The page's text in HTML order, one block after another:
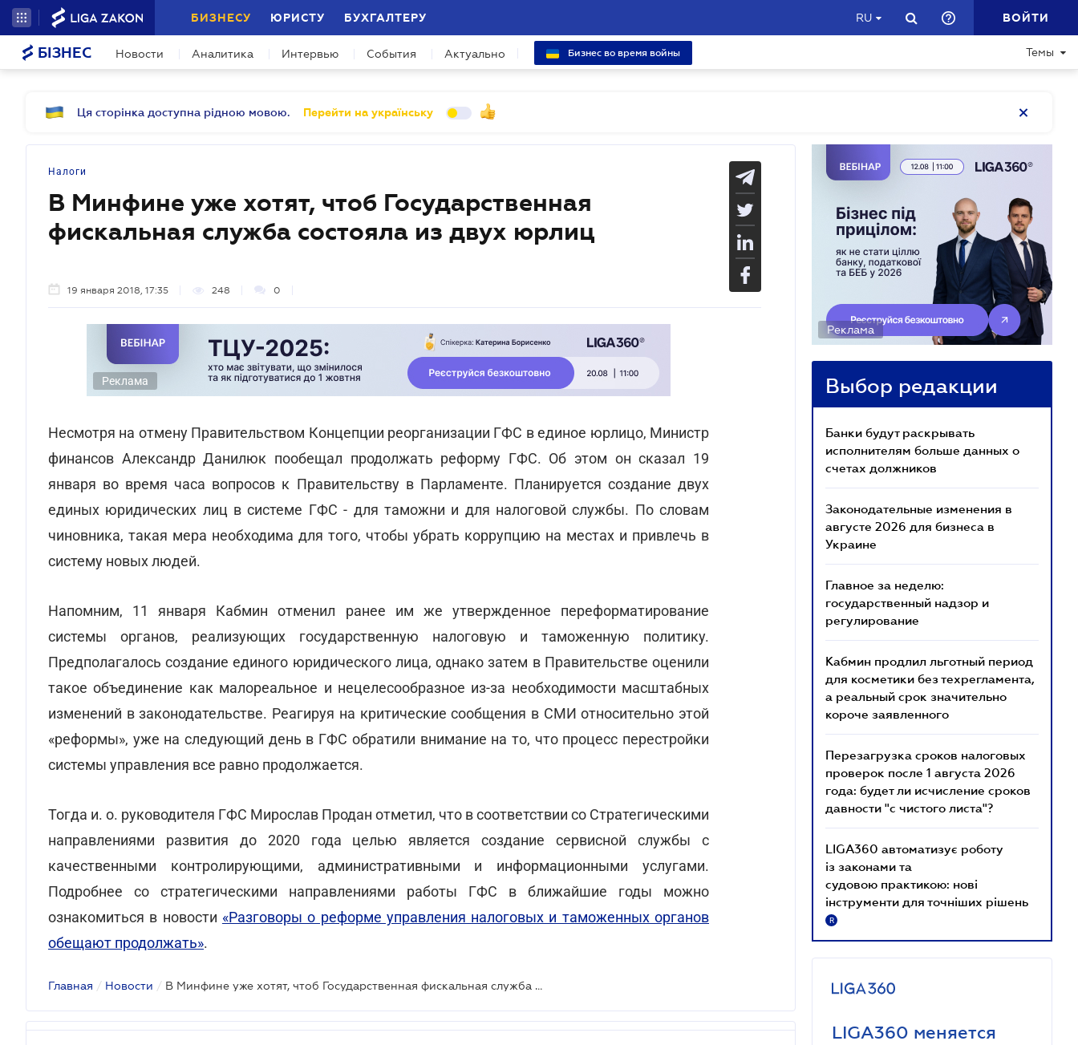
БИЗНЕСУ ЮРИСТУ БУХГАЛТЕРУ RU ВОЙТИ
БІЗНЕС Новости Аналитика Интервью События Актуально Бизнес во время войны Темы
Ця сторінка доступна рідною мовою. Перейти на українську
Налоги
В Минфине уже хотят, чтоб Государственная
фискальная служба состояла из двух юрлиц
19 января 2018, 17:35 248 0
Реклама
Несмотря на отмену Правительством Концепции реорганизации ГФС в единое юрлицо, Министр
финансов Александр Данилюк пообещал продолжать реформу ГФС. Об этом он сказал 19
января во время часа вопросов к Правительству в Парламенте. Планируется создание двух
единых юридических лиц в системе ГФС - для таможни и для налоговой службы. По словам
чиновника, такая мера необходима для того, чтобы убрать коррупцию на местах и привлечь в
систему новых людей.
Напомним, 11 января Кабмин отменил ранее им же утвержденное переформатирование
системы органов, реализующих государственную налоговую и таможенную политику.
Предполагалось создание единого юридического лица, однако затем в Правительстве оценили
такое объединение как малореальное и нецелесообразное из-за необходимости масштабных
изменений в законодательстве. Реагируя на критические сообщения в СМИ относительно этой
«реформы», уже на следующий день в ГФС обратили внимание на то, что процесс перестройки
системы управления все равно продолжается.
Тогда и. о. руководителя ГФС Мирослав Продан отметил, что в соответствии со Стратегическими
направлениями развития до 2020 года целью является создание сервисной службы с
качественными контролирующими, административными и информационными услугами.
Подробнее со стратегическими направлениями работы ГФС в ближайшие годы можно
ознакомиться в новости «Разговоры о реформе управления налоговых и таможенных органов
обещают продолжать».
Главная / Новости / В Минфине уже хотят, чтоб Государственная фискальная служба состояла из двух юрлиц
Реклама
Выбор редакции
Банки будут раскрывать
исполнителям больше данных о
счетах должников
Законодательные изменения в
августе 2026 для бизнеса в
Украине
Главное за неделю:
государственный надзор и
регулирование
Кабмин продлил льготный период
для косметики без техрегламента,
а реальный срок значительно
короче заявленного
Перезагрузка сроков налоговых
проверок после 1 августа 2026
года: будет ли исчисление сроков
давности "с чистого листа"?
LIGA360 автоматизує роботу
із законами та
судовою практикою: нові
інструменти для точніших рішень
R
LIGA360 меняется